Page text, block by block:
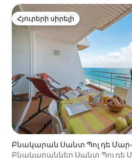
Հյուրերի սիրելի
Հյուրերի սիրելի
Բնակարան Սանտ Պոլ դե
Բնակարաններ Սանտ Պոլ դե